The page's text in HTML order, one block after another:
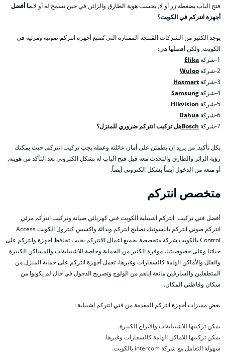
فتح الباب بضغطة زر أو لا, بحسب هوية الطارق والزائر, في حين تسمح له أو لا.ما أفضل
أجهزة انتركم في الكويت؟
يوجد الكثير من الشركات المُنتجة الممتازة التي تُصنع أجهزة انتركم صوتية ومرئية في
الكويت, ولكن أفضلها هي:
1-شركة
Elika
2-شركة
Wuloo
3-شركة
Hosmart
4-شركة
Samsung
5-شركة
Hikvision
6-شركة
Dahua
7-شركة
Boschهل تركيب انتركم ضروري للمنزل؟
بكل تأكيد, من يريد ان يطمئن على أمان عائلته وعمله يجب تركيب انتركم, حيث يمكنك
رؤية الزائر والطارق والتحدث معه قبل فتح الباب له بشكل الكتروني بعد التأكد من هويته,
أو منعه من الدخول أيضاً بشكل الكتروني أيضاً.
متخصص انتركم
أفضل فني تركيب انتركم اشبيلية الكويت فني كهربائي صيانة وتركيب انتركم مرئي
انتركم صوتي انتركم باناسونيك تصليح انتركم وبدالة واكسس كنترول الكويت Access
Control بالكويت شركة متخصصة بجميع اعمال الانتركم بحيث تحافظ اجهزة وانتركم على
حياتنا وعلى خصوصيتنا، موفرة الكثير من الحماية وخاصة للاشبيليةات والمساكن الكبيرة
والفلل والأماكن الهامة كالسفارات وغيرها، تعمل أجهزة انتركم على حماية المنزل من
المتطفلين والسارقين مانعة اياهم من الولوج وتصريح الدخول في حال لم يكونوا من
سكان وقاطني المكان.
بعض مميزات أجهزة انتركم المقدمة من فني انتركم اشبيلية :
يمكن تركيبها للاشبيليةات والابراج الكبيرة.
يمكن تركيبها للاماكن الهامة كالسفارات وغيرها.
سهولة التعامل مع شركة intercom بالكويت.